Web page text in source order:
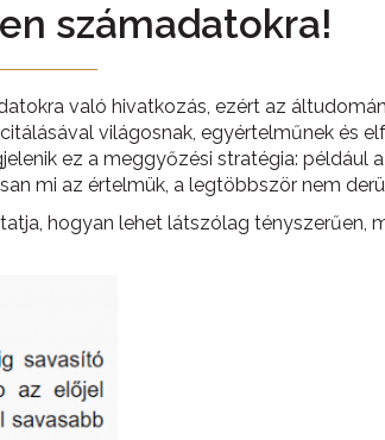
számadatokra!
való hivatkozás, ezért az
világosnak, egyértelműnek és
ez a meggyőzési stratégia: például
mi az értelmük, a legtöbbször nem
hogyan lehet látszólag tényszerűen,